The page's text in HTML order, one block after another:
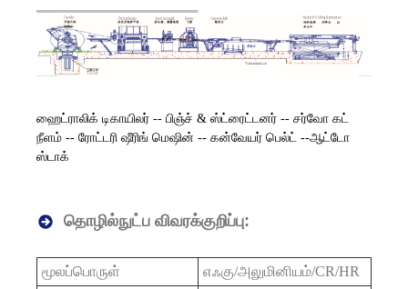
ஹைட்ராலிக் டிகாயிலர் -- பிஞ்ச் & ஸ்ட்ரைட்டனர் -- சர்வோ கட்
நீளம் -- ரோட்டரி ஷீரிங் மெஷின் -- கன்வேயர் பெல்ட் --ஆட்டோ
ஸ்டாக்
தொழில்நுட்ப விவரக்குறிப்பு:
மூலப்பொருள்
எஃகு/அலுமினியம்/CR/HR